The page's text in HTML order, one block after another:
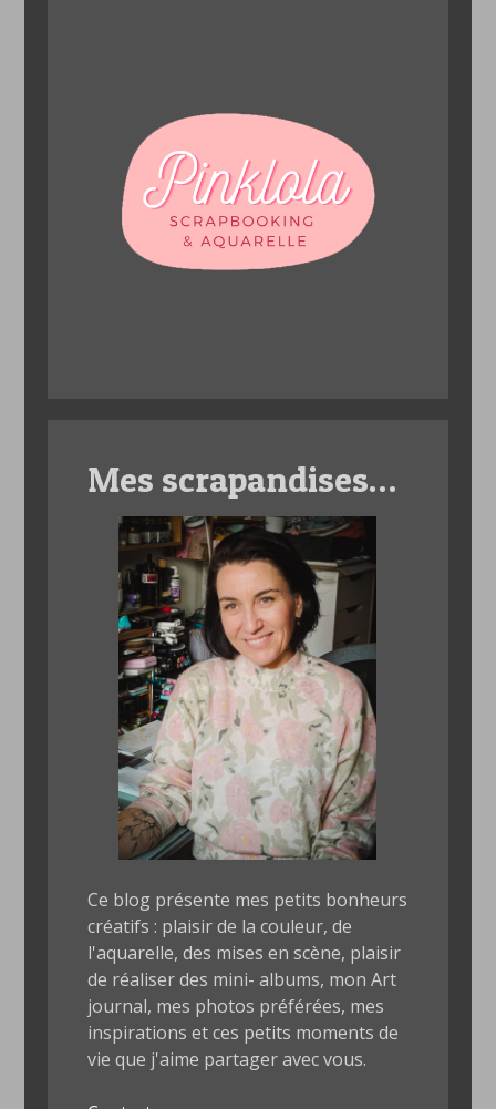
Mes scrapandises…
Ce blog présente mes petits bonheurs
créatifs : plaisir de la couleur, de
l'aquarelle, des mises en scène, plaisir
de réaliser des mini- albums, mon Art
journal, mes photos préférées, mes
inspirations et ces petits moments de
vie que j'aime partager avec vous.